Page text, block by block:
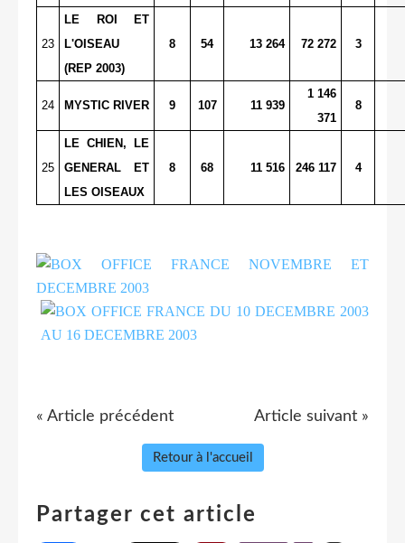
23
LE ROI ET
L'OISEAU
(REP 2003)
8 54 13 264 72 272 3
24 MYSTIC RIVER 9 107 11 939
1 146
371
8
25
LE CHIEN, LE
GENERAL ET
LES OISEAUX
8 68 11 516 246 117 4
« Article précédent Article suivant »
Retour à l'accueil
Partager cet article